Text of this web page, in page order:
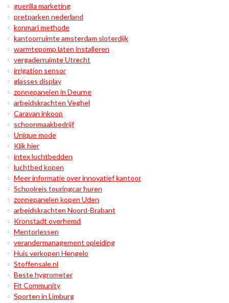
guerilla marketing
pretparken nederland
konmari methode
kantoorruimte amsterdam sloterdijk
warmtepomp laten installeren
vergaderruimte Utrecht
irrigation sensor
glasses display
zonnepanelen in Deurne
arbeidskrachten Veghel
Caravan inkoop
schoonmaakbedrijf
Unique mode
Klik hier
intex luchtbedden
luchtbed kopen
Meer informatie over innovatief kantoor
Schoolreis touringcar huren
zonnepanelen kopen Uden
arbeidskrachten Noord-Brabant
Kronstadt overhemd
Mentorlessen
verandermanagement opleiding
Huis verkopen Hengelo
Stoffensale.nl
Beste hygrometer
Fit Community
Sporten in Limburg